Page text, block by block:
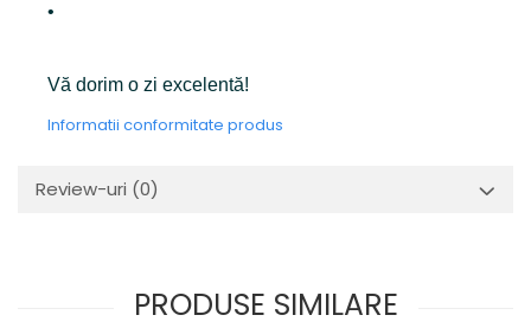
•
Vă dorim o zi excelentă!
Informatii conformitate produs
Review-uri (0)
PRODUSE SIMILARE